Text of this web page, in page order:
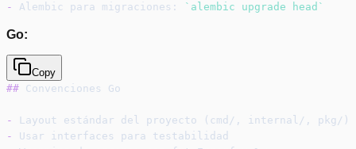
-
Alembic para migraciones: `alembic upgrade head`
Go:
Copy
## Convenciones Go
-
Layout estándar del proyecto (cmd/, internal/, pkg/)
-
Usar interfaces para testabilidad